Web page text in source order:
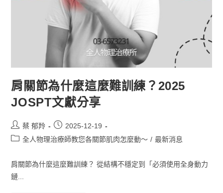
肩關節為什麼這麼難訓練？2025
JOSPT文獻分享
蔡 郁羚
2025-12-19
全人物理治療師教您各關節肌肉怎麼動～ / 最新消息
肩關節為什麼這麼難訓練？ 從結構不穩定到「必須使用全身動力
鏈...